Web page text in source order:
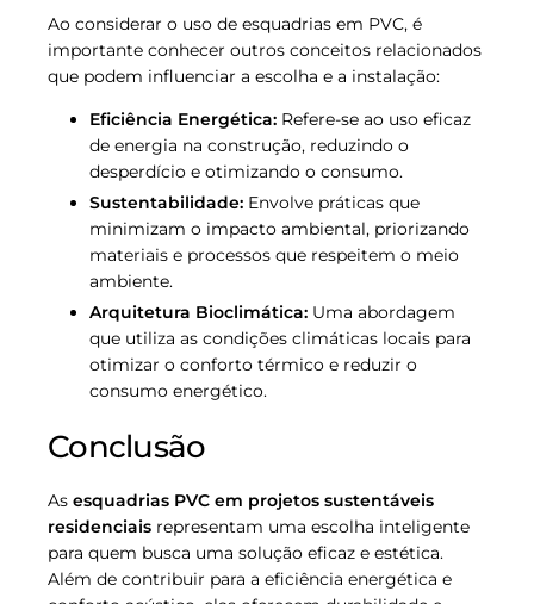
Ao considerar o uso de esquadrias em PVC, é
importante conhecer outros conceitos relacionados
que podem influenciar a escolha e a instalação:
Eficiência Energética: Refere-se ao uso eficaz
de energia na construção, reduzindo o
desperdício e otimizando o consumo.
Sustentabilidade: Envolve práticas que
minimizam o impacto ambiental, priorizando
materiais e processos que respeitem o meio
ambiente.
Arquitetura Bioclimática: Uma abordagem
que utiliza as condições climáticas locais para
otimizar o conforto térmico e reduzir o
consumo energético.
Conclusão
As esquadrias PVC em projetos sustentáveis
residenciais representam uma escolha inteligente
para quem busca uma solução eficaz e estética.
Além de contribuir para a eficiência energética e